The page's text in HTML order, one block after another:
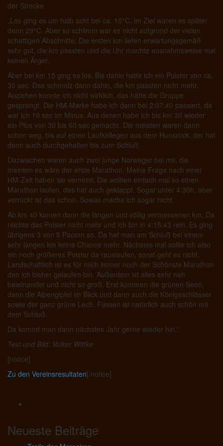
der Strecke
„Los ging es um halb acht bei ca. 16°C, im Ziel waren es später
denn 29°C. Aber so schlimm war es nicht aufgrund der vielen
schattigen Abschnitte. Die ersten km liefen erwartungsgemäß
sehr gut, die km passten und die Uhr machte ausnahmsweise mal
keinen Ärger.
Aber bei km 15 ging es los. Bis dahin hatte ich ein Polster von ca.
30 sec. Das schmolz dann dahin, die km passten nicht mehr.
Anziehen konnte ich nicht wirklich, das hätte die Gruppe
gesprengt. Die HM-Marke habe ich dann bei 2:07:40 passiert, da
war ich 10 sec im Minus. Aus denen habe ich bis km 30 wieder
ein Plus von 30 bis 60 sec gemacht. Die meisten waren dann
schon weg, bis auf einen Laufkollegen aus dem Hunsrück, der hat
denn auch durchgehalten bis zum Schluß.
Dazwischen waren auch zwei junge Norweger bei mir, die
meinten es wäre der erste Marathon. Meine Frage nach einer
HM-Zeit haben sie verneint. Die wollten einfach mal so einen
Marathon laufen, das hat auch geklappt. Sogar unter 4:30h, aber
verrückt ist das schon. Sowas mache ich sogar nicht.
Ab km 40 kamen dann die langen und völlig vermessenen km. Da
reichte das Polster nicht mehr und ich bin in 4:15:43 rein. Es ging
übrigens 3 von 5 Pacern so. Da hat man am Schluß bei einem
sehr langen km keine Chance mehr. Nächstes mal sollte ich also
ein noch größeres Polster da rauslaufen, sonst geht es nicht.
Landschaftlich ist es für mich immer noch der Schönste Marathon
den ich bisher gelaufen bin. Außerdem ist alles sehr nah
beieinander und nicht so groß. Erst kommen die grünen Seen,
dann die Alpengipfel im Blick und dann auch die Königsschlösser
sowie der ganz grüne Lech. Füssen ist natürlich auch schön mit
dem Schloß.
Da kommt man dann nächstes Jahr gerne wieder hin.“
Text und Bild: Volker Wittke
[notice]
Zu den Vereinsresultaten[/notice]
Neueste Beiträge